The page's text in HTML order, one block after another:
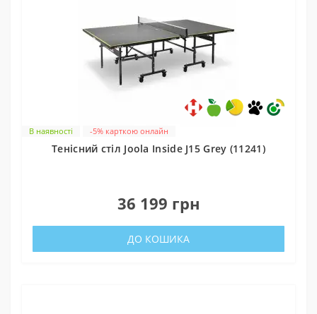
В наявності -5% карткою онлайн
Тенісний стіл Joola Inside J15 Grey (11241)
36 199 грн
ДО КОШИКА